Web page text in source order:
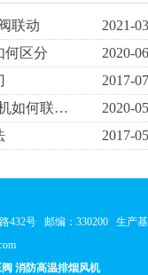
联动
2021-
何区分
2020-
2017-
280℃排烟防火阀与高温排烟风机如何联动工作？
2020-
2017-
432号邮编：330200 生产基
消防高温排烟风机